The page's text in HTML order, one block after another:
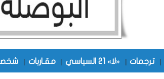
| ترجمات | «لا» 21 السياسي | مقـاربات |